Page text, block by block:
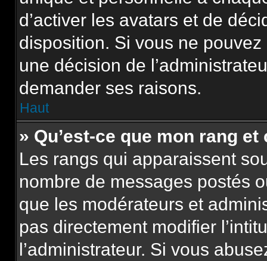
d’activer les avatars et de
disposition. Si vous ne pouvez
une décision de
demander ses raisons.
Haut
» Qu’est-ce que mon rang
Les rangs qui apparaissent
nombre de messages postés
que les modérateurs et
pas directement modifier
l’administrateur. Si vous